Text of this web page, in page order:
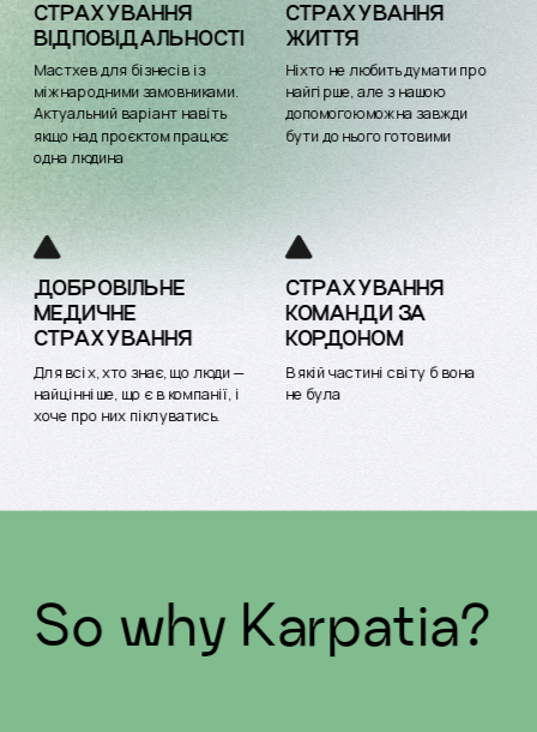
СТРАХУВАННЯ
ВІДПОВІДАЛЬНОСТІ
Мастхев для бізнесів із
міжнародними замовниками.
Актуальний варіант навіть
якщо над проєктом працює
одна людина
СТРАХУВАННЯ
ЖИТТЯ
Ніхто не любить думати про
найгірше, але з нашою
допомогою можна завжди
бути до нього готовими
ДОБРОВІЛЬНЕ
МЕДИЧНЕ
СТРАХУВАННЯ
Для всіх, хто знає, що люди —
найцінніше, що є в компанії, і
хоче про них піклуватись.
СТРАХУВАННЯ
КОМАНДИ ЗА
КОРДОНОМ
В якій частині світу б вона
не була
So why Karpatia?